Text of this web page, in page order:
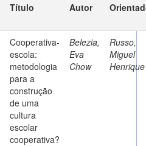
Título Autor
Cooperativa-
escola:
metodologia
para a
construção
de uma
cultura
escolar
cooperativa?
Belezia,
Eva
Chow
Russo,
Miguel
Henrique